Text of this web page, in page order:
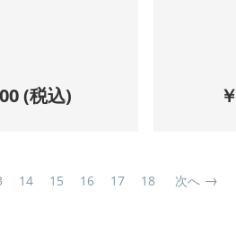
(税込) ￥
14 15 16 17 18 次へ